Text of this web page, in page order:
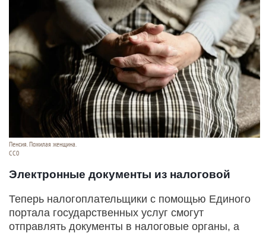
Пенсия. Пожилая женщина.
СС0
Электронные документы из налоговой
Теперь налогоплательщики с помощью Единого
портала государственных услуг смогут
отправлять документы в налоговые органы, а